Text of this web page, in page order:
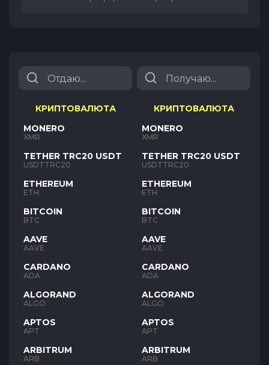
КРИПТОВАЛЮТА
MONERO
XMR
TETHER TRC20 USDT
USDTTRC20
ETHEREUM
ETH
BITCOIN
BTC
AAVE
AAVE
CARDANO
ADA
ALGORAND
ALGO
APTOS
APT
ARBITRUM
ARB
КРИПТОВАЛЮТА
MONERO
XMR
TETHER TRC20 USDT
USDTTRC20
ETHEREUM
ETH
BITCOIN
BTC
AAVE
AAVE
CARDANO
ADA
ALGORAND
ALGO
APTOS
APT
ARBITRUM
ARB